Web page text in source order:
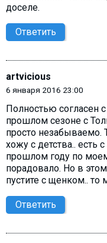
доселе.
Ответить
artvicious
6 января 2016 23:00
Полностью согласен
прошлом сезоне с
просто незабываемо.
хожу с детства.. есть
прошлом году по
порадовало. Но в
пустите с щенком..
Ответить